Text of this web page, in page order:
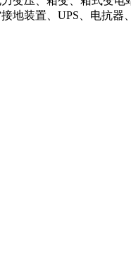
装置、UPS、电抗